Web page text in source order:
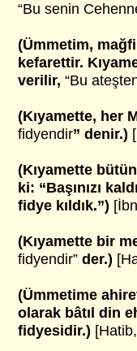
“Bu senin
(Ümmetim,
kefarettir.
verilir, “Bu
(Kıyamette, her
fidyendir” denir.)
(Kıyamette
ki: “Başınızı
fidye kıldık.”)
(Kıyamette bir
fidyendir” der.)
(Ümmetime
olarak bâtıl din
fidyesidir.)